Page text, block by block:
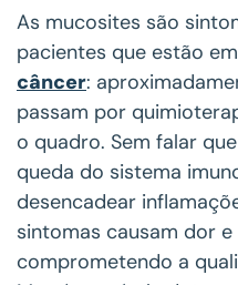
As mucosites são
pacientes que estão
câncer:
passam por
o quadro. Sem falar
queda do sistema
desencadear
sintomas causam dor
comprometendo a